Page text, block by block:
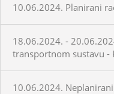
10.06.2024. Planirani
18.06.2024. -
transportnom sustavu -
10.06.2024.